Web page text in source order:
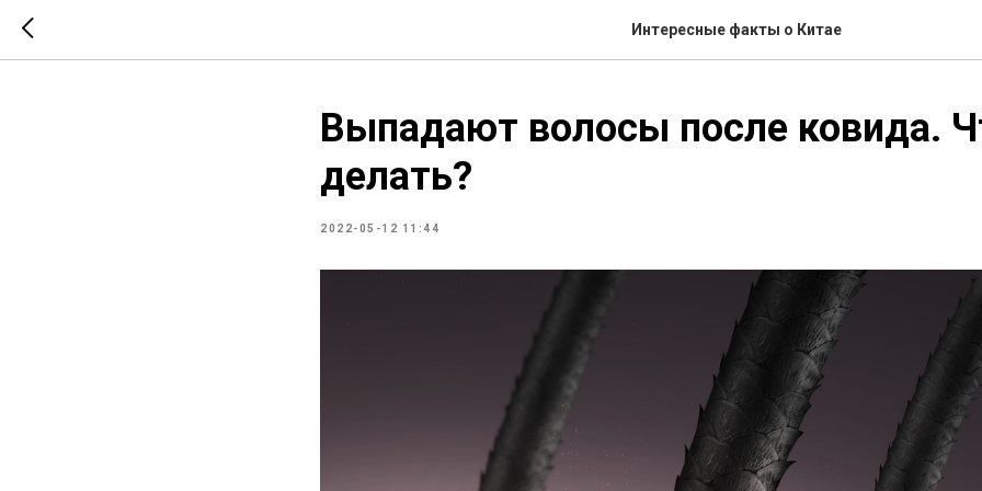
Интересные факты о Китае
Выпадают волосы после ковида.
делать?
2022-05-12 11:44